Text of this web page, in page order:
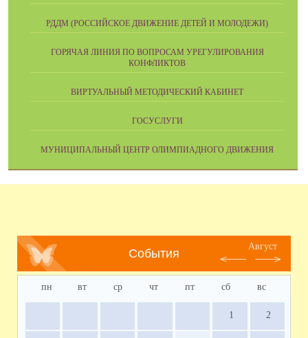
РДДМ (РОССИЙСКОЕ ДВИЖЕНИЕ ДЕТЕЙ И МОЛОДЕЖИ)
ГОРЯЧАЯ ЛИНИЯ ПО ВОПРОСАМ УРЕГУЛИРОВАНИЯ
КОНФЛИКТОВ
ВИРТУАЛЬНЫЙ МЕТОДИЧЕСКИЙ КАБИНЕТ
ГОСУСЛУГИ
МУНИЦИПАЛЬНЫЙ ЦЕНТР ОЛИМПИАДНОГО ДВИЖЕНИЯ
События
Август
пн вт ср чт пт сб вс
1 2